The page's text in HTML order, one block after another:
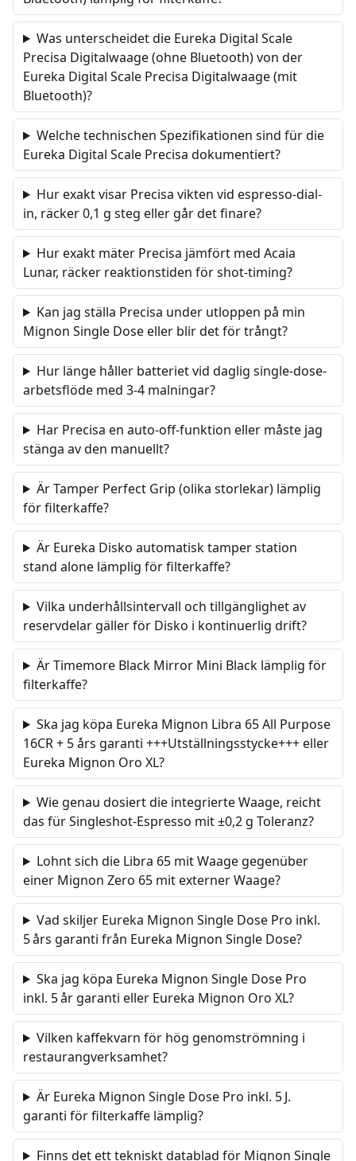
Was unterscheidet die Eureka Digital Scale
Precisa Digitalwaage (ohne Bluetooth) von der
Eureka Digital Scale Precisa Digitalwaage (mit
Bluetooth)?
Welche technischen Spezifikationen sind für die
Eureka Digital Scale Precisa dokumentiert?
Hur exakt visar Precisa vikten vid espresso-dial-
in, räcker 0,1 g steg eller går det finare?
Hur exakt mäter Precisa jämfört med Acaia
Lunar, räcker reaktionstiden för shot-timing?
Kan jag ställa Precisa under utloppen på min
Mignon Single Dose eller blir det för trångt?
Hur länge håller batteriet vid daglig single-dose-
arbetsflöde med 3-4 malningar?
Har Precisa en auto-off-funktion eller måste jag
stänga av den manuellt?
Är Tamper Perfect Grip (olika storlekar) lämplig
för filterkaffe?
Är Eureka Disko automatisk tamper station
stand alone lämplig för filterkaffe?
Vilka underhållsintervall och tillgänglighet av
reservdelar gäller för Disko i kontinuerlig drift?
Är Timemore Black Mirror Mini Black lämplig för
filterkaffe?
Ska jag köpa Eureka Mignon Libra 65 All Purpose
16CR + 5 års garanti +++Utställningsstycke+++ eller
Eureka Mignon Oro XL?
Wie genau dosiert die integrierte Waage, reicht
das für Singleshot-Espresso mit ±0,2 g Toleranz?
Lohnt sich die Libra 65 mit Waage gegenüber
einer Mignon Zero 65 mit externer Waage?
Vad skiljer Eureka Mignon Single Dose Pro inkl.
5 års garanti från Eureka Mignon Single Dose?
Ska jag köpa Eureka Mignon Single Dose Pro
inkl. 5 år garanti eller Eureka Mignon Oro XL?
Vilken kaffekvarn för hög genomströmning i
restaurangverksamhet?
Är Eureka Mignon Single Dose Pro inkl. 5 J.
garanti för filterkaffe lämplig?
Finns det ett tekniskt datablad för Mignon Single